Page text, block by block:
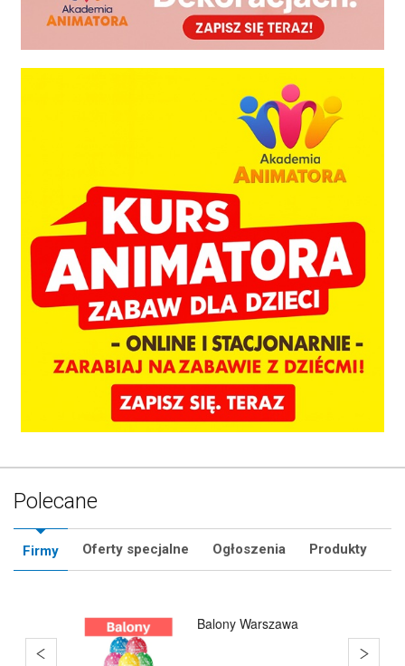
Polecane
Firmy Oferty specjalne Ogłoszenia Produkty
Q'Joy - Bańki Mydlane